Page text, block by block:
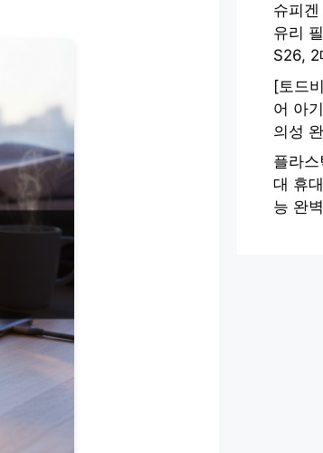
슈피
유리
S26, 2
[토드
어 아
의성
플라
대 휴
능 완